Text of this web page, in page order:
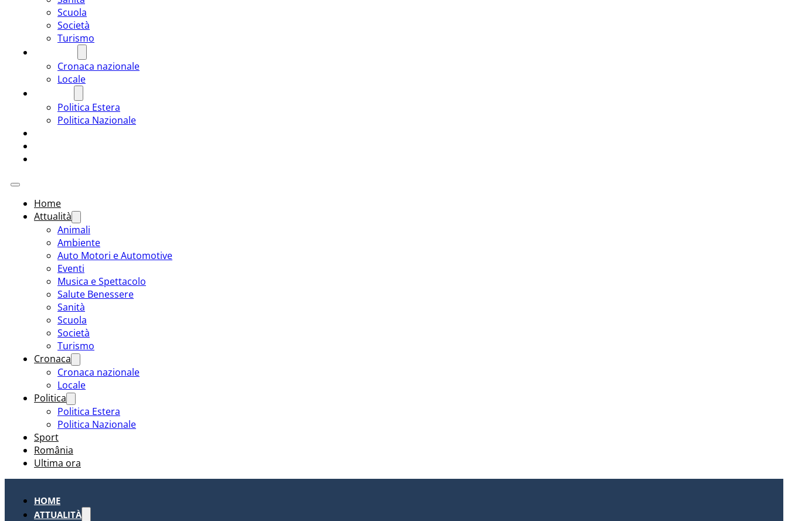
Scuola
Società
Turismo
Cronaca nazionale
Locale
Politica Estera
Politica Nazionale
Home
Attualità
Animali
Ambiente
Auto Motori e Automotive
Eventi
Musica e Spettacolo
Salute Benessere
Sanità
Scuola
Società
Turismo
Cronaca
Cronaca nazionale
Locale
Politica
Politica Estera
Politica Nazionale
Sport
România
Ultima ora
HOME
ATTUALITÀ